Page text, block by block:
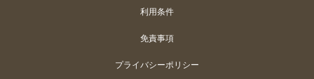
利用条件
免責事項
プライバシーポリシー